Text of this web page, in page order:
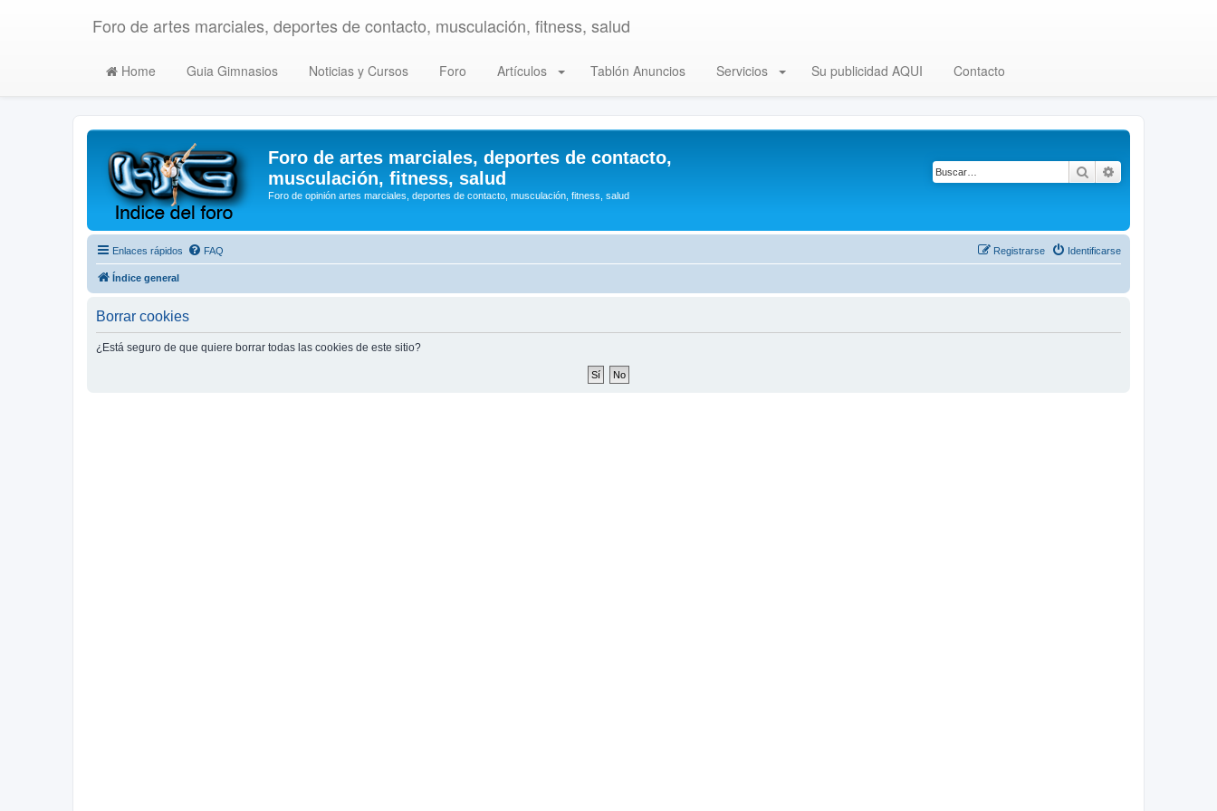
Foro de artes marciales, deportes de contacto, musculación, fitness, salud
Home Guia Gimnasios Noticias y Cursos Foro Artículos Tablón Anuncios Servicios Su publicidad AQUI Contacto
Foro de artes marciales, deportes de contacto,
musculación, fitness, salud
Foro de opinión artes marciales, deportes de contacto, musculación, fitness, salud
Buscar
Enlaces rápidos FAQ Identificarse
Registrarse
Índice general
Borrar cookies
¿Está seguro de que quiere borrar todas las cookies de este sitio?